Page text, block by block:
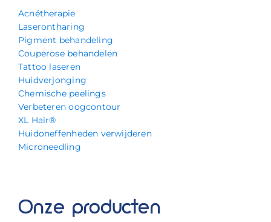
Acnétherapie
Laserontharing
Pigment behandeling
Couperose behandelen
Tattoo laseren
Huidverjonging
Chemische peelings
Verbeteren oogcontour
XL Hair®
Huidoneffenheden verwijderen
Microneedling
Onze producten